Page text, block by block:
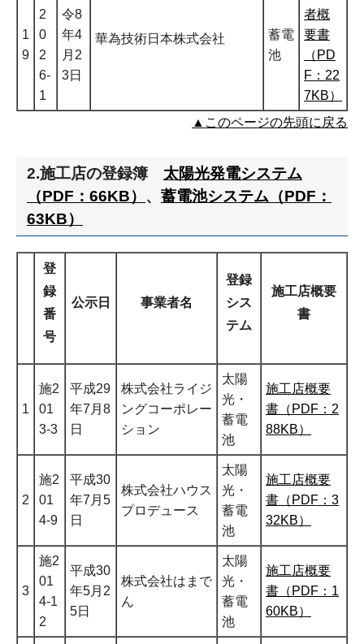
1
9
2
0
2
6-
1
令8
年4
月2
3日
華為技術日本株式会社
蓄電
池
者概
要書
（PD
F：22
7KB）
▲このページの先頭に戻る
2.施工店の登録簿
太陽光発電システム
（PDF：66KB） 、 蓄電池システム（PDF：
63KB）
登
録
番
号
公示日 事業者名
登録
シス
テム
施工店概要
書
1
施2
01
3-3
平成29
年7月8
日
株式会社ライジ
ングコーポレー
ション
太陽
光・
蓄電
池
施工店概要
書（PDF：2
88KB）
2
施2
01
4-9
平成30
年7月5
日
株式会社ハウス
プロデュース
太陽
光・
蓄電
池
施工店概要
書（PDF：3
32KB）
3
施2
01
4-1
2
平成30
年5月2
5日
株式会社はまで
ん
太陽
光・
蓄電
池
施工店概要
書（PDF：1
60KB）